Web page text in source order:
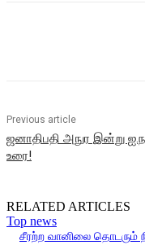
Previous article
ஜனாதிபதி அநுர இன்று
உரை!
RELATED ARTICLES
Top news
சீரற்ற வானிலை தொடரும்